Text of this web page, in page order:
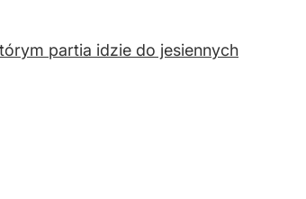
partia idzie do jesiennych